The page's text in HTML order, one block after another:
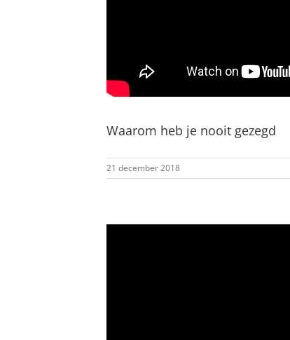
Waarom heb je nooit gezegd
21 december 2018